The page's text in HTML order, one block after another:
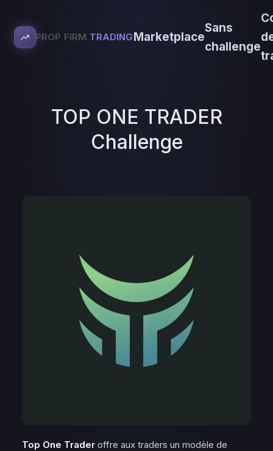
PROP FIRM TRADINGMarketplace
Sans
challenge
TOP ONE TRADER
Challenge
Top One Trader offre aux traders un modèle de